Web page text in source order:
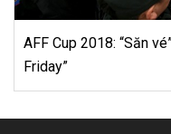
6 lý do tại sao